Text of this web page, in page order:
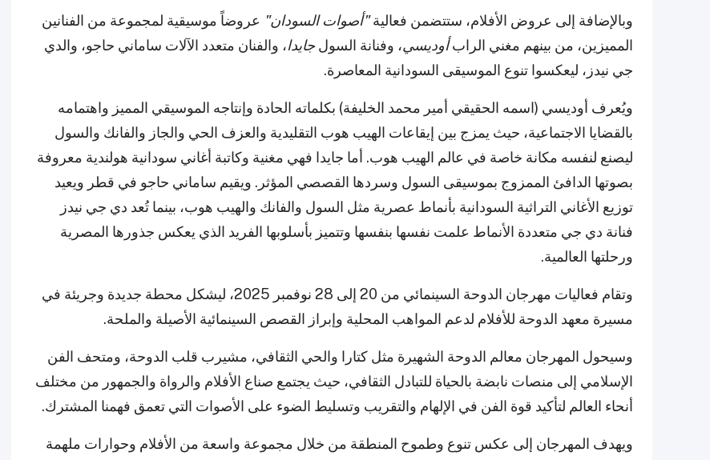
وبالإضافة إلى عروض الأفلام، ستتضمن فعالية"أصوات السودان" عروضاً موسيقية لمجموعة من الفنانين
المميزين، من بينهم مغني الرابأوديسي، وفنانة السول جايدا، والفنان متعدد الآلات ساماني حاجو، والدي
جي نيدز، ليعكسوا تنوع الموسيقى السودانية المعاصرة.
ويُعرف أوديسي (اسمه الحقيقي أمير محمد الخليفة) بكلماته الحادة وإنتاجه الموسيقي المميز واهتمامه
بالقضايا الاجتماعية، حيث يمزج بين إيقاعات الهيب هوب التقليدية والعزف الحي والجاز والفانك والسول
ليصنع لنفسه مكانة خاصة في عالم الهيب هوب. أما جايدا فهي مغنية وكاتبة أغاني سودانية هولندية معروفة
بصوتها الدافئ الممزوج بموسيقى السول وسردها القصصي المؤثر. ويقيم ساماني حاجو في قطر ويعيد
توزيع الأغاني التراثية السودانية بأنماط عصرية مثل السول والفانك والهيب هوب، بينما تُعد دي جي نيدز
فنانة دي جي متعددة الأنماط علمت نفسها بنفسها وتتميز بأسلوبها الفريد الذي يعكس جذورها المصرية
ورحلتها العالمية.
وتقام فعاليات مهرجان الدوحة السينمائي من 20 إلى 28 نوفمبر 2025، ليشكل محطة جديدة وجريئة في
مسيرة معهد الدوحة للأفلام لدعم المواهب المحلية وإبراز القصص السينمائية الأصيلة والملحة.
وسيحول المهرجان معالم الدوحة الشهيرة مثل كتارا والحي الثقافي، مشيرب قلب الدوحة، ومتحف الفن
الإسلامي إلى منصات نابضة بالحياة للتبادل الثقافي، حيث يجتمع صناع الأفلام والرواة والجمهور من مختلف
أنحاء العالم لتأكيد قوة الفن في الإلهام والتقريب وتسليط الضوء على الأصوات التي تعمق فهمنا المشترك.
ويهدف المهرجان إلى عكس تنوع وطموح المنطقة من خلال مجموعة واسعة من الأفلام وحوارات ملهمة